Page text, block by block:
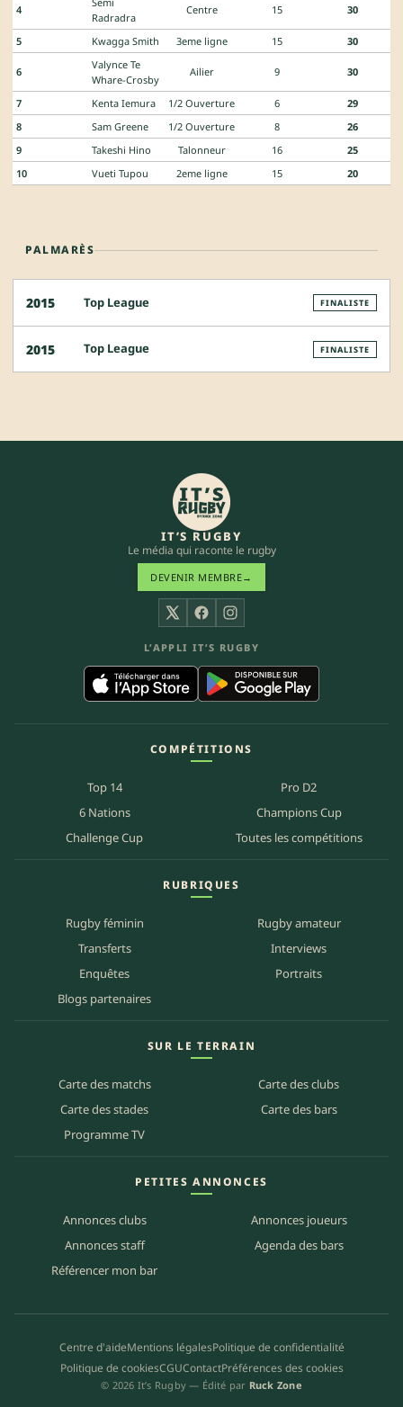
4
Radradra
Centre 15 30
5 Kwagga Smith 3eme ligne 15 30
6
Valynce Te
Whare-Crosby
Ailier 9 30
7 Kenta Iemura 1/2 Ouverture 6
29
8
Sam Greene 1/2 Ouverture 8
26
9
Takeshi Hino Talonneur 16
25
10
Vueti Tupou 2eme ligne 15 20
PALMARÈS
2015 Top League FINALISTE
2015 Top League FINALISTE
IT’S RUGBY
Le média qui raconte le rugby
DEVENIR MEMBRE→
X FacebookInstagram
L’APPLI IT’S RUGBY
COMPÉTITIONS
Top 14
Pro D2
6 Nations
Champions Cup
Challenge Cup
Toutes les compétitions
RUBRIQUES
Rugby féminin
Rugby amateur
Transferts
Interviews
Enquêtes
Portraits
Blogs partenaires
SUR LE TERRAIN
Carte des matchs
Carte des clubs
Carte des stades
Carte des bars
Programme TV
PETITES ANNONCES
Annonces clubs
Annonces joueurs
Annonces staff
Agenda des bars
Référencer mon bar
Centre d'aideMentions légalesPolitique de confidentialité
Politique de cookiesCGUContactPréférences des cookies
© 2026 It’s Rugby — Édité par Ruck Zone